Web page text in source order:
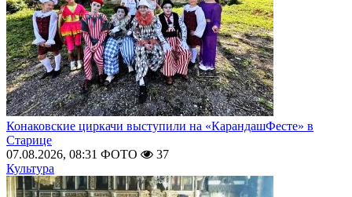
Конаковские циркачи выступили на «КарандашФесте» в
Старице
07.08.2026, 08:31 ФОТО
37
Культура